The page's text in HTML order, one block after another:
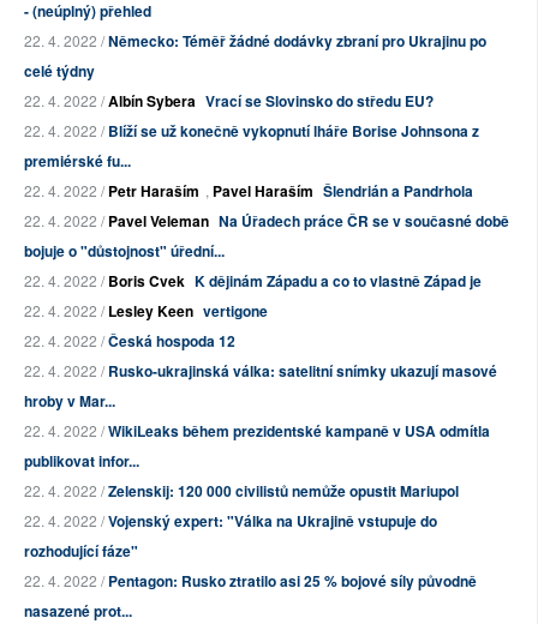
- (neúplný) přehled
22. 4. 2022 /Německo: Téměř žádné dodávky zbraní pro Ukrajinu po
celé týdny
22. 4. 2022 /Albín Sybera Vrací se Slovinsko do středu EU?
22. 4. 2022 /Blíží se už konečně vykopnutí lháře Borise Johnsona z
premiérské fu...
22. 4. 2022 /Petr Haraším , Pavel Haraším Šlendrián a Pandrhola
22. 4. 2022 /Pavel Veleman Na Úřadech práce ČR se v současné době
bojuje o "důstojnost" úřední...
22. 4. 2022 /Boris Cvek K dějinám Západu a co to vlastně Západ je
22. 4. 2022 /Lesley Keen vertigone
22. 4. 2022 /Česká hospoda 12
22. 4. 2022 /Rusko-ukrajinská válka: satelitní snímky ukazují masové
hroby v Mar...
22. 4. 2022 /WikiLeaks během prezidentské kampaně v USA odmítla
publikovat infor...
22. 4. 2022 /Zelenskij: 120 000 civilistů nemůže opustit Mariupol
22. 4. 2022 /Vojenský expert: "Válka na Ukrajině vstupuje do
rozhodující fáze"
22. 4. 2022 /Pentagon: Rusko ztratilo asi 25 % bojové síly původně
nasazené prot...